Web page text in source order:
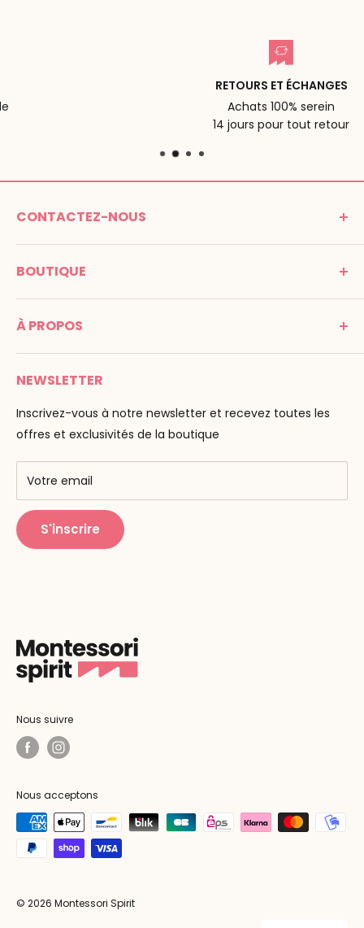
RETOURS ET ÉCHANGES
Achats 100% serein
14 jours pour tout retour
CONTACTEZ-NOUS
MONTESSORI SPIRIT
Promenade Jean Dalba
Tél : 05 53 61 21 26
Email :info@montessori-spirit.com
BOUTIQUE
C G V
Mentions légales
Paiement
Livraison
F.A.Q
À PROPOS
Montessori Spirit
Maria Montessori
La pédagogie
Nos marques
Centres de formation
Public Montessori
NEWSLETTER
Inscrivez-vous à notre newsletter et recevez toutes les
offres et exclusivités de la boutique
Votre email
S'inscrire
Nous suivre
Nous acceptons
© 2026 Montessori Spirit